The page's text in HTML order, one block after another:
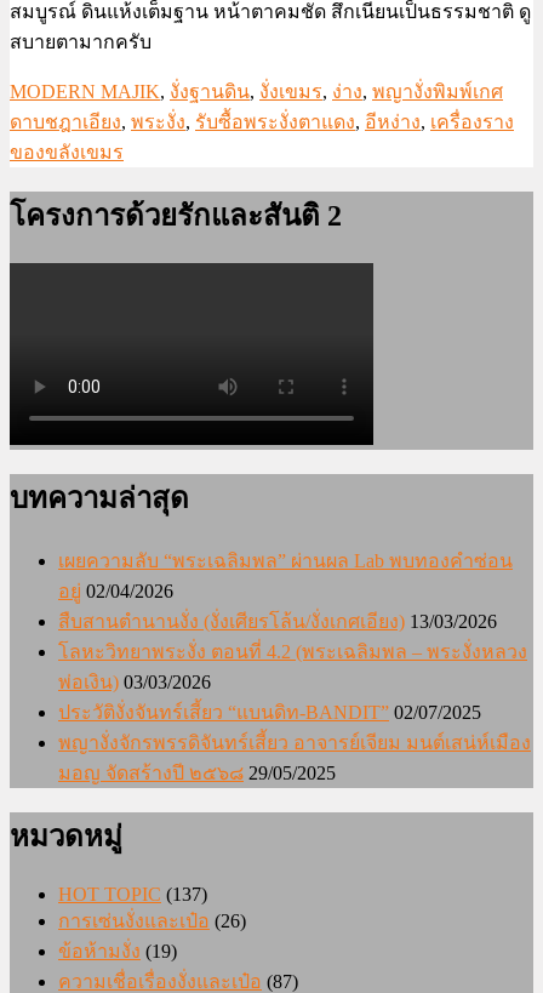
สมบูรณ์ ดินแห้งเต็มฐาน หน้าตาคมชัด สึกเนียนเป็นธรรมชาติ ดู
สบายตามากครับ
MODERN MAJIK, งั่งฐานดิน, งั่งเขมร, ง่าง, พญางั่งพิมพ์เกศ
ดาบชฎาเอียง, พระงั่ง, รับซื้อพระงั่งตาแดง, อีหง่าง, เครื่องราง
ของขลังเขมร
โครงการด้วยรักและสันติ 2
บทความล่าสุด
เผยความลับ “พระเฉลิมพล” ผ่านผล Lab พบทองคำซ่อน
อยู่ 02/04/2026
สืบสานตำนานงั่ง (งั่งเศียรโล้น/งั่งเกศเอียง) 13/03/2026
โลหะวิทยาพระงั่ง ตอนที่ 4.2 (พระเฉลิมพล – พระงั่งหลวง
พ่อเงิน) 03/03/2026
ประวัติงั่งจันทร์เสี้ยว “แบนดิท-BANDIT” 02/07/2025
พญางั่งจักรพรรดิจันทร์เสี้ยว อาจารย์เจียม มนต์เสน่ห์เมือง
มอญ จัดสร้างปี ๒๕๖๘ 29/05/2025
หมวดหมู่
HOT TOPIC (137)
การเซ่นงั่งและเป๋อ (26)
ข้อห้ามงั่ง (19)
ความเชื่อเรื่องงั่งและเป๋อ (87)